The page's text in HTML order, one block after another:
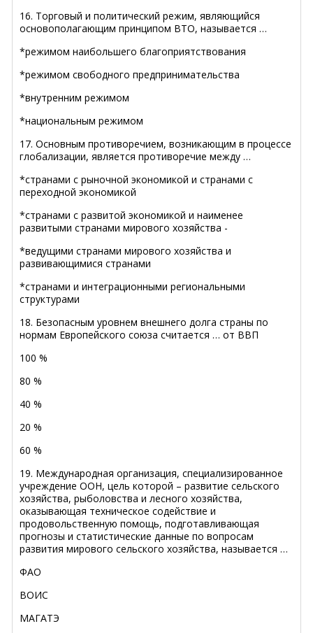
16. Торговый и политический режим, являющийся
основополагающим принципом ВТО, называется …
*режимом наибольшего благоприятствования
*режимом свободного предпринимательства
*внутренним режимом
*национальным режимом
17. Основным противоречием, возникающим в процессе
глобализации, является противоречие между …
*странами с рыночной экономикой и странами с
переходной экономикой
*странами с развитой экономикой и наименее
развитыми странами мирового хозяйства -
*ведущими странами мирового хозяйства и
развивающимися странами
*странами и интеграционными региональными
структурами
18. Безопасным уровнем внешнего долга страны по
нормам Европейского союза считается … от ВВП
100 %
80 %
40 %
20 %
60 %
19. Международная организация, специализированное
учреждение ООН, цель которой – развитие сельского
хозяйства, рыболовства и лесного хозяйства,
оказывающая техническое содействие и
продовольственную помощь, подготавливающая
прогнозы и статистические данные по вопросам
развития мирового сельского хозяйства, называется …
ФАО
ВОИС
МАГАТЭ